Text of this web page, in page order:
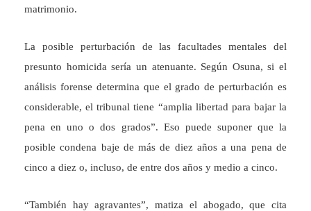
matrimonio.
La posible perturbación de las facultades mentales del
presunto homicida sería un atenuante. Según Osuna, si el
análisis forense determina que el grado de perturbación es
considerable, el tribunal tiene “amplia libertad para bajar la
pena en uno o dos grados”. Eso puede suponer que la
posible condena baje de más de diez años a una pena de
cinco a diez o, incluso, de entre dos años y medio a cinco.
“También hay agravantes”, matiza el abogado, que cita